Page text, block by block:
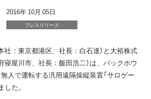
2016年 10月 05日
プレスリリース
社：東京都港区、社長：白石達）と大裕株式
寝屋川市、社長：飯田浩二）は、バックホウ
人で運転する汎用遠隔操縦装置「サロゲー
した。